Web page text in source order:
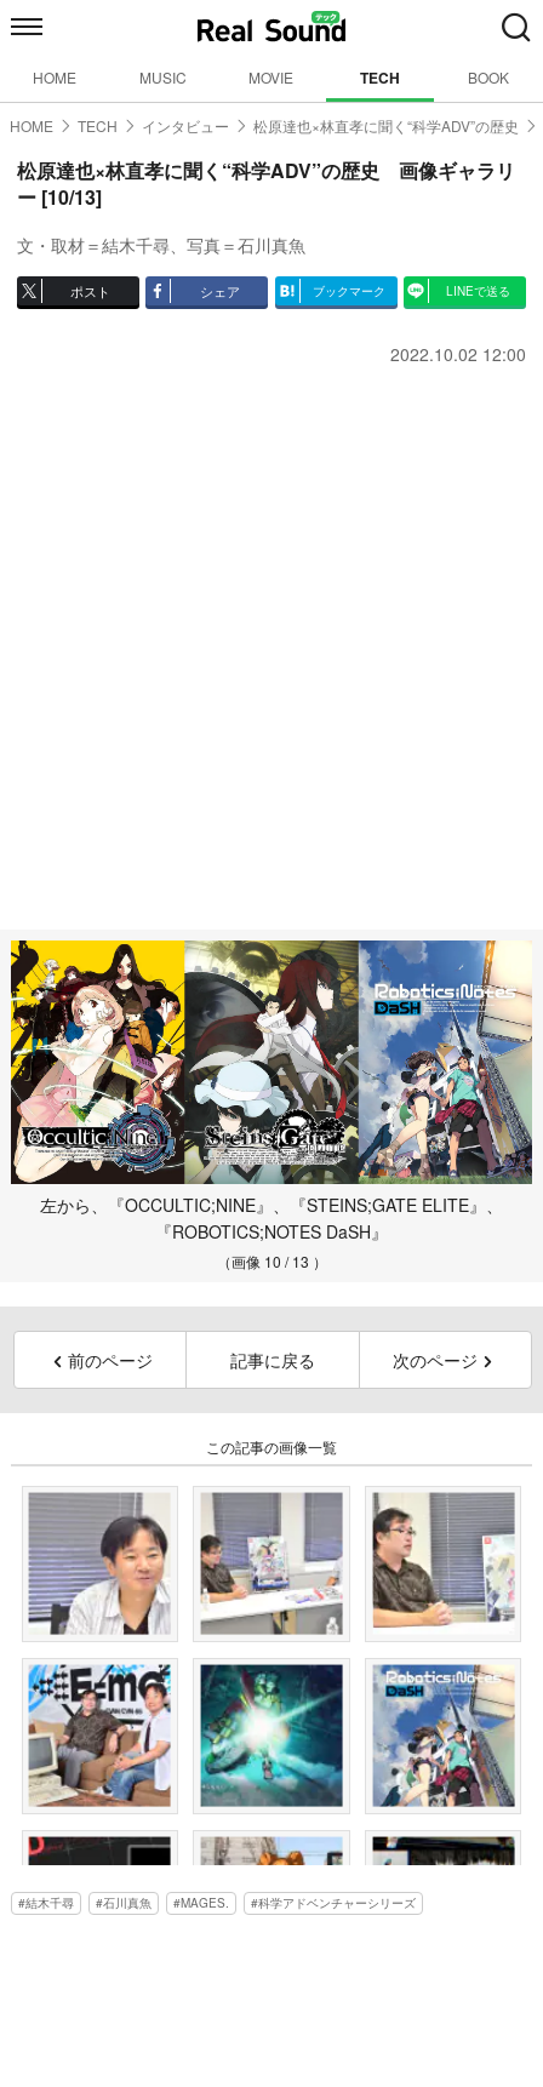
HOME MUSIC MOVIE TECH BOOK
HOME TECH インタビュー 松原達也×林直孝に聞く“科学ADV”の歴史
松原達也×林直孝に聞く“科学ADV”の歴史 画像ギャラリ
ー [10/13]
文・取材＝結木千尋、写真＝石川真魚
ポスト シェア ブックマーク LINEで送る
2022.10.02 12:00
左から、『OCCULTIC;NINE』、『STEINS;GATE ELITE』、
『ROBOTICS;NOTES DaSH』
（画像 10 / 13 ）
前のページ 記事に戻る 次のページ
この記事の画像一覧
結木千尋 石川真魚 MAGES. 科学アドベンチャーシリーズ